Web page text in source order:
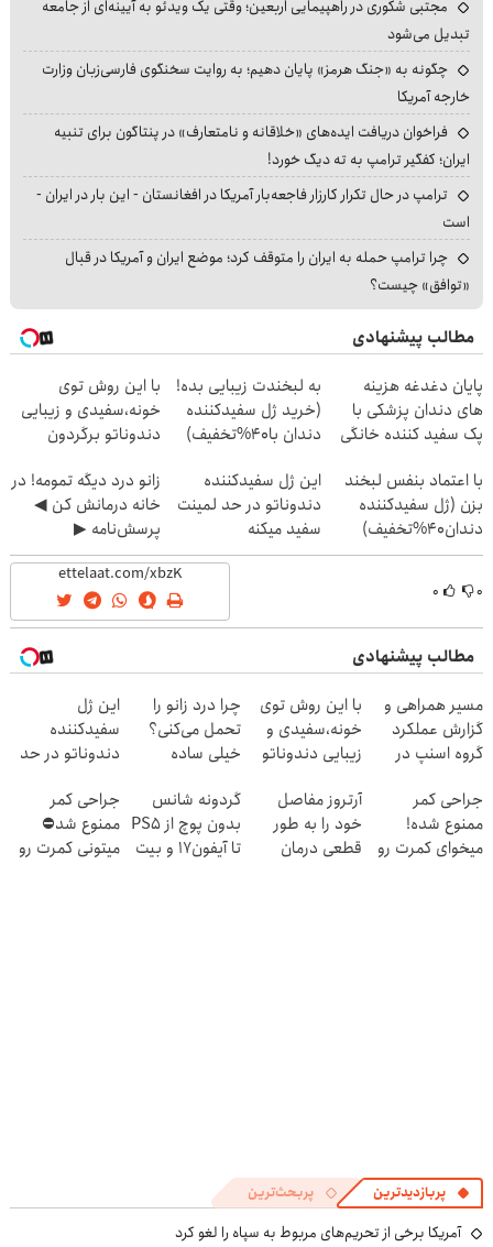
مجتبی شکوری در راهپیمایی اربعین؛ وقتی یک ویدئو به آیینه‌ای از جامعه
تبدیل می‌شود
چگونه به «جنگ هرمز» پایان دهیم؛ به روایت سخنگوی فارسی‌زبان وزارت
خارجه آمریکا
فراخوان دریافت ایده‌های «خلاقانه و نامتعارف» در پنتاگون برای تنبیه
ایران؛ کفگیر ترامپ به ته دیگ خورد!
ترامپ در حال تکرار کارزار فاجعه‌بار آمریکا در افغانستان - این بار در ایران -
است
چرا ترامپ حمله به ایران را متوقف کرد؛ موضع ایران و آمریکا در قبال
«توافق» چیست؟
مطالب پیشنهادی
پایان دغدغه هزینه
های دندان پزشکی با
پک سفید کننده خانگی
به لبخندت زیبایی بده!
(خرید ژل سفیدکننده
دندان با40%تخفیف)
با این روش توی
خونه،سفیدی و زیبایی
دندوناتو برگردون
با اعتماد بنفس لبخند
بزن (ژل سفیدکننده
دندان40%تخفیف)
این ژل سفیدکننده
دندوناتو در حد لمینت
سفید میکنه
(40%تخفیف)
زانو درد دیگه تمومه! در
خانه درمانش کن ◀
پرسش‌نامه ▶
۰ ۰
مطالب پیشنهادی
مسیر همراهی و
گزارش عملکرد
گروه اسنپ در
با این روش توی
خونه،سفیدی و
زیبایی دندوناتو
(40%off)
چرا درد زانو را
تحمل می‌کنی؟
خیلی ساده
کن
این ژل
سفیدکننده
دندوناتو در حد
میکنه
(40%تخفیف)
جراحی کمر
ممنوع شده!
میخوای کمرت رو
آرتروز مفاصل
خود را به طور
قطعی درمان
گردونه شانس
بدون پوچ از PS5
تا آیفون17 و بیت
جراحی کمر
ممنوع شد⛔
میتونی کمرت رو
پربازدیدترین پربحث‌ترین
آمریکا برخی از تحریم‌های مربوط به سپاه را لغو کرد